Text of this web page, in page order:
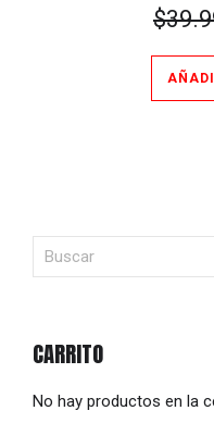
$
CARRITO
No hay productos en la